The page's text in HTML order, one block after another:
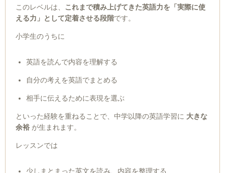
このレベルは、 これまで積み上げてきた英語力を「実際に使
える力」として定着させる段階です。
小学生のうちに
英語を読んで内容を理解する
自分の考えを英語でまとめる
相手に伝えるために表現を選ぶ
といった経験を重ねることで、中学以降の英語学習に 大きな
余裕 が生まれます。
レッスンでは
少しまとまった英文を読み、内容を整理する